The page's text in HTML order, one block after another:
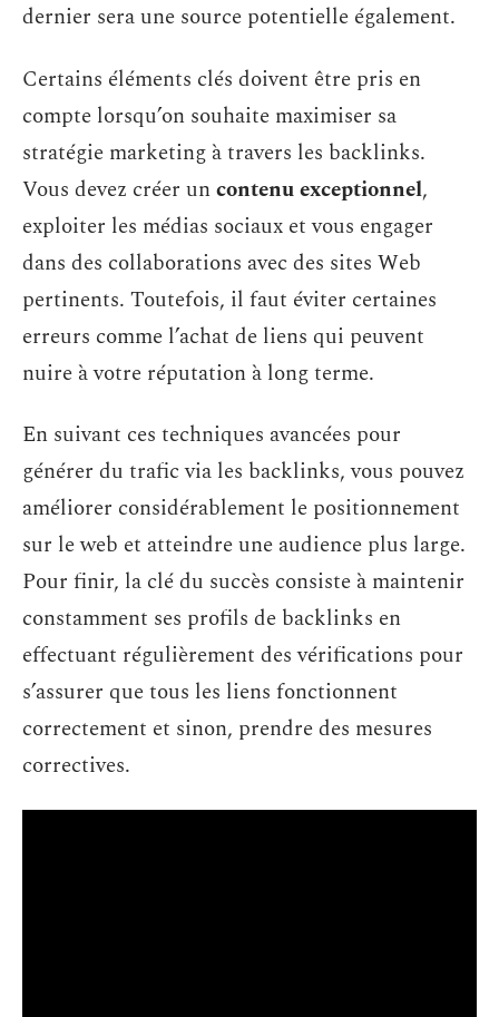
dernier sera une source potentielle également.
Certains éléments clés doivent être pris en
compte lorsqu’on souhaite maximiser sa
stratégie marketing à travers les backlinks.
Vous devez créer uncontenu exceptionnel,
exploiter les médias sociaux et vous engager
dans des collaborations avec des sites Web
pertinents. Toutefois, il faut éviter certaines
erreurs comme l’achat de liens qui peuvent
nuire à votre réputation à long terme.
En suivant ces techniques avancées pour
générer du trafic via les backlinks, vous pouvez
améliorer considérablement le positionnement
sur le web et atteindre une audience plus large.
Pour finir, la clé du succès consiste à maintenir
constamment ses profils de backlinks en
effectuant régulièrement des vérifications pour
s’assurer que tous les liens fonctionnent
correctement et sinon, prendre des mesures
correctives.